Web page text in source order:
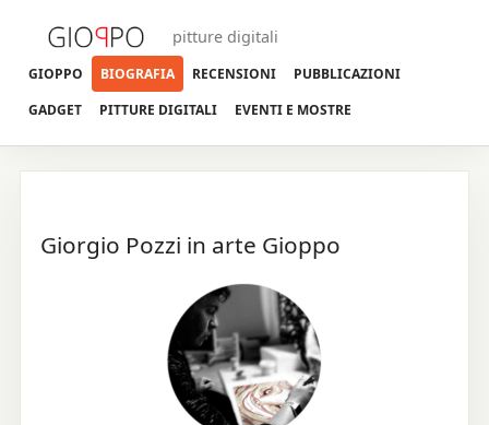
pitture digitali
GIOPPO BIOGRAFIA RECENSIONI
PUBBLICAZIONI
GADGET
PITTURE DIGITALI EVENTI E MOSTRE
Giorgio Pozzi in arte Gioppo